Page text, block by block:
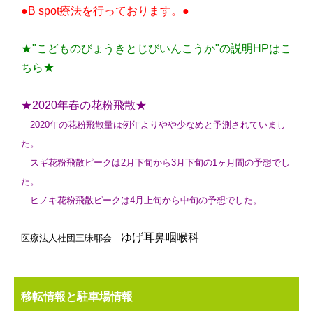
●B spot療法を行っております。●
★"こどものびょうきとじびいんこうか"の説明HPはこ
ちら★
★2020年春の花粉飛散★
2020年の花粉飛散量は例年よりやや少なめと予測されていまし
た。
スギ花粉飛散ピークは2月下旬から3月下旬の1ヶ月間の予想でし
た。
ヒノキ花粉飛散ピークは4月上旬から中旬の予想でした。
医療法人社団三昧耶会 ゆげ耳鼻咽喉科
移転情報と駐車場情報